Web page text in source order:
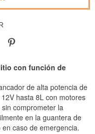
con función de
de alta potencia de
hasta 8L con motores
comprometer la
en la guantera de
caso de emergencia.